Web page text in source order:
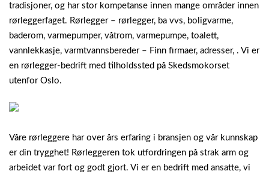
tradisjoner, og har stor kompetanse innen mange områder innen
rørleggerfaget. Rørlegger – rørlegger, ba vvs, boligvarme,
baderom, varmepumper, våtrom, varmepumpe, toalett,
vannlekkasje, varmtvannsbereder – Finn firmaer, adresser, . Vi er
en rørlegger-bedrift med tilholdssted på Skedsmokorset
utenfor Oslo.
Våre rørleggere har over års erfaring i bransjen og vår kunnskap
er din trygghet! Rørleggeren tok utfordringen på strak arm og
arbeidet var fort og godt gjort. Vi er en bedrift med ansatte, vi